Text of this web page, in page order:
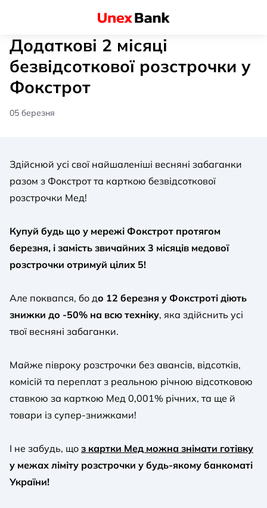
Додаткові 2 місяці
безвідсоткової розстрочки у
Фокстрот
05 березня
Здійснюй усі свої найшаленіші весняні забаганки
разом з Фокстрот та карткою безвідсоткової
розстрочки Мед!
Купуй будь що у мережі Фокстрот протягом
березня, і замість звичайних 3 місяців медової
розстрочки отримуй цілих 5!
Але поквапся, бо до 12 березня у Фокстроті діють
знижки до -50% на всю техніку, яка здійснить усі
твої весняні забаганки.
Майже півроку розстрочки без авансів, відсотків,
комісій та переплат з реальною річною відсотковою
ставкою за карткою Мед 0,001% річних, та ще й
товари із супер-знижками!
І не забудь, що з картки Мед можна знімати готівку
у межах ліміту розстрочки у будь-якому банкоматі
України!